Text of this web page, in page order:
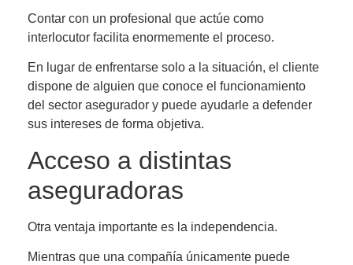
Contar con un profesional que actúe como
interlocutor facilita enormemente el proceso.
En lugar de enfrentarse solo a la situación, el cliente
dispone de alguien que conoce el funcionamiento
del sector asegurador y puede ayudarle a defender
sus intereses de forma objetiva.
Acceso a distintas
aseguradoras
Otra ventaja importante es la independencia.
Mientras que una compañía únicamente puede